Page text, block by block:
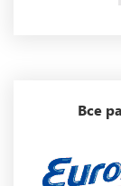
Все